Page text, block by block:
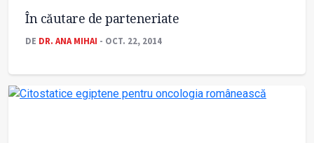
În căutare de parteneriate
DE DR. ANA MIHAI - OCT. 22, 2014